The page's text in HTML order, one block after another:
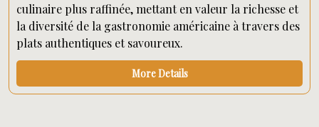
culinaire plus raffinée, mettant en valeur la richesse et
la diversité de la gastronomie américaine à travers des
plats authentiques et savoureux.
More Details